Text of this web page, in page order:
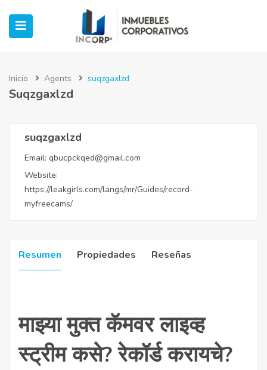
(Oficinas)
(Industrial)
(Casos de Éxito)
Inicio Agents suqzgaxlzd
Suqzgaxlzd
suqzgaxlzd
Email: qbucpckqed@gmail.com
Website:
https://leakgirls.com/langs/mr/Guides/record-
myfreecams/
Resumen Propiedades Reseñas
माझ्या मुक्त कॅमवर लाइव्ह
स्ट्रीम कसे? रेकॉर्ड करायचे?